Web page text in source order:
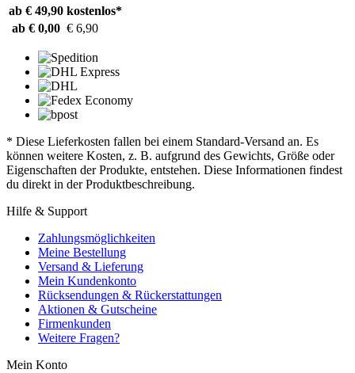
ab € 49,90 kostenlos*
ab € 0,00 € 6,90
* Diese Lieferkosten fallen bei einem Standard-Versand an. Es
können weitere Kosten, z. B. aufgrund des Gewichts, Größe oder
Eigenschaften der Produkte, entstehen. Diese Informationen findest
du direkt in der Produktbeschreibung.
Hilfe & Support
Zahlungsmöglichkeiten
Meine Bestellung
Versand & Lieferung
Mein Kundenkonto
Rücksendungen & Rückerstattungen
Aktionen & Gutscheine
Firmenkunden
Weitere Fragen?
Mein Konto